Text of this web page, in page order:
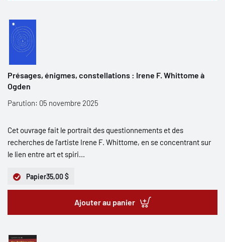
Présages, énigmes, constellations : Irene F. Whittome à
Ogden
Parution: 05 novembre 2025
Cet ouvrage fait le portrait des questionnements et des
recherches de l'artiste Irene F. Whittome, en se concentrant sur
le lien entre art et spiri...
Papier35,00 $
Ajouter au panier